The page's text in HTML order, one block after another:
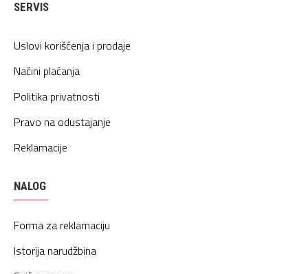
SERVIS
Uslovi korišćenja i prodaje
Načini plaćanja
Politika privatnosti
Pravo na odustajanje
Reklamacije
NALOG
Forma za reklamaciju
Istorija narudžbina